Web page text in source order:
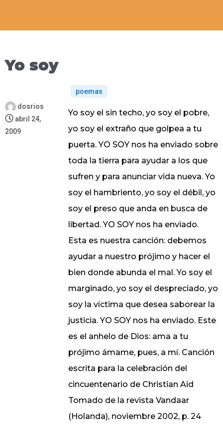
Yo soy
dosrios
abril 24,
2009
poemas
Yo soy el sin techo, yo soy el pobre,
yo soy el extraño que golpea a tu
puerta. YO SOY nos ha enviado sobre
toda la tierra para ayudar a los que
sufren y para anunciar vida nueva. Yo
soy el hambriento, yo soy el débil, yo
soy el preso que anda en busca de
libertad. YO SOY nos ha enviado.
Esta es nuestra canción: debemos
ayudar a nuestro prójimo y hacer el
bien donde abunda el mal. Yo soy el
marginado, yo soy el despreciado, yo
soy la víctima que desea saborear la
justicia. YO SOY nos ha enviado. Este
es el anhelo de Dios: ama a tu
prójimo ámame, pues, a mí. Canción
escrita para la celebración del
cincuentenario de Christian Aid
Tomado de la revista Vandaar
(Holanda), noviembre 2002, p. 24